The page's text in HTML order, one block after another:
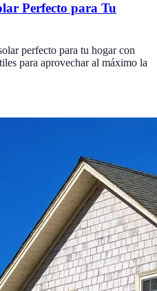
Perfecto para Tu
perfecto para tu hogar con
para aprovechar al máximo la